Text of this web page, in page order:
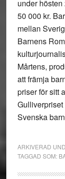
under
50 000 kr.
mellan
Barnens
Mårtens,
att främja
priser för sitt
Svenska
ARKIVERAD
TAGGAD SOM: